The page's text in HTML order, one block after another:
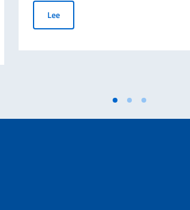
Dalfovo, de ADASIM (Fundación Dante
LeeEl Embajador Fabrizio Nicoletti